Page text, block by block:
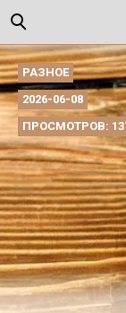
РАЗНОЕ
2026-06-08
ПРОСМОТРОВ: